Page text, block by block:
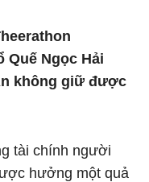
Quế Ngọc Hải
không giữ được
tài chính người
hưởng một quả